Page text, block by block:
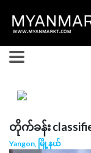
တိုက်ခန်း classified:
Yangon, မြို့နယ်